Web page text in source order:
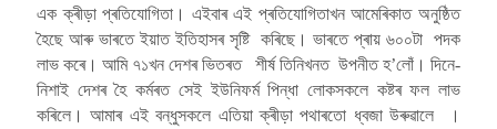
এক ক্ৰীড়া প্ৰতিযোগিতা। এইবাৰ এই প্ৰতিযোগিতাখন আমেৰিকাত অনুষ্ঠিত
হৈছে আৰু ভাৰতে ইয়াত ইতিহাসৰ সৃষ্টি কৰিছে। ভাৰতে প্ৰায় ৬০০টা পদক
লাভ কৰে। আমি ৭১খন দেশৰ ভিতৰত শীৰ্ষ তিনিখনত উপনীত হ’লোঁ। দিনে-
নিশাই দেশৰ হৈ কৰ্মৰত সেই ইউনিফৰ্ম পিন্ধা লোকসকলে কষ্টৰ ফল লাভ
কৰিলে। আমাৰ এই বন্ধুসকলে এতিয়া ক্ৰীড়া পথাৰতো ধ্বজা উৰুৱালে ।